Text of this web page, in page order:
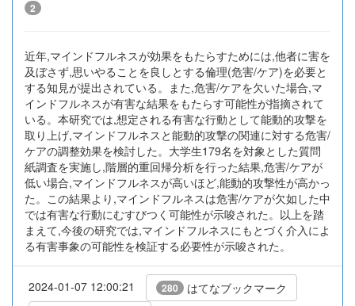
2
近年,マインドフルネスが効果をもたらすためには,他者に害を
及ぼさず,思いやることを良しとする倫理(危害/ケア)を必要と
する知見が提出されている。また,危害/ケアを欠いた場合,マ
インドフルネスが有害な結果をもたらす可能性が指摘されて
いる。本研究では,想定される有害な行動として能動的攻撃を
取り上げ,マインドフルネスと能動的攻撃の関連に対する危害/
ケアの調整効果を検討した。大学生179名を対象とした質問
紙調査を実施し,階層的重回帰分析を行った結果,危害/ケアが
低い場合,マインドフルネスが高いほど,能動的攻撃性が高かっ
た。この結果より,マインドフルネスは危害/ケアが欠如した中
では有害な行動にむすびつく可能性が示唆された。以上を踏
まえて,今後の研究では,マインドフルネスにもとづく介入によ
る有害事象の可能性を検証する必要性が示唆された。
2024-01-07 12:00:21 280 はてなブックマーク